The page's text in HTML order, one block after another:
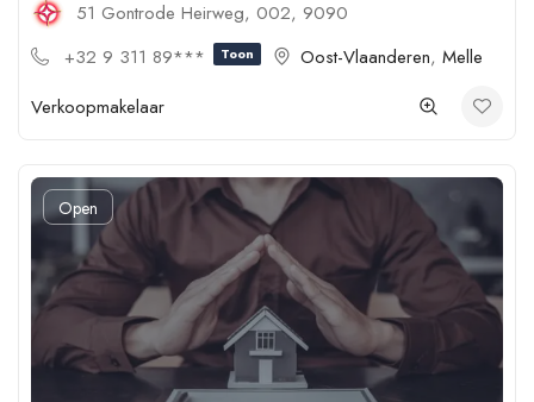
51 Gontrode Heirweg, 002, 9090
+32 9 311 89***
Toon Oost-Vlaanderen, Melle
Verkoopmakelaar
Open